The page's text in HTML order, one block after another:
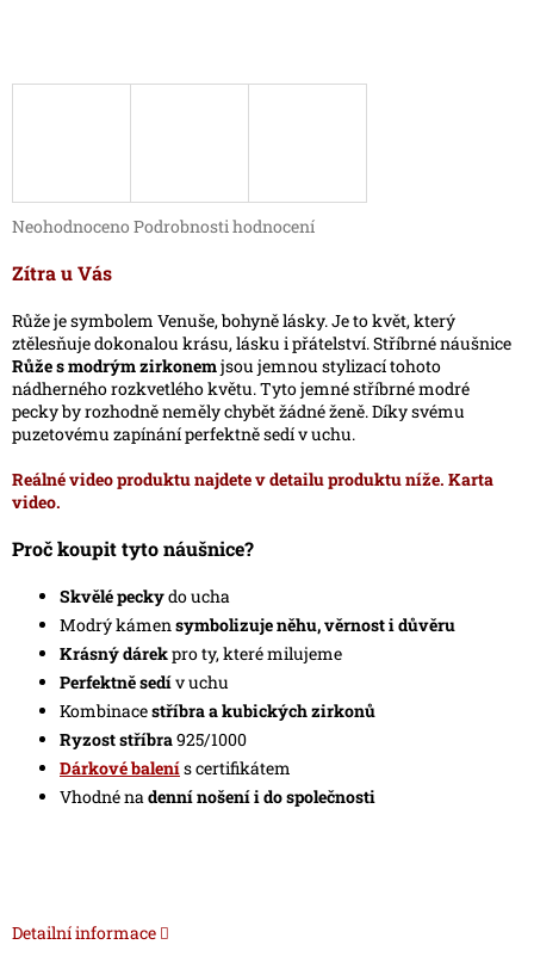
Průměrné
produktu
0,0
z
5
hvězdiček.
Neohodnoceno Podrobnosti hodnocení
Zítra u Vás
Růže je symbolem Venuše, bohyně lásky. Je to květ, který
ztělesňuje dokonalou krásu, lásku i přátelství. Stříbrné náušnice
Růže s modrým zirkonemjsou jemnou stylizací tohoto
nádherného rozkvetlého květu. Tyto jemné stříbrnémodré
peckyby rozhodně neměly chybět žádné ženě. Díky svému
puzetovému zapínání perfektně sedí v uchu.
Reálné video produktu najdete v detailu produktu níže. Karta
video.
Proč koupit tyto náušnice?
Skvělé peckydo ucha
Modrý kámensymbolizuje něhu, věrnost i důvěru
Krásný dárekpro ty, které milujeme
Perfektně sedív uchu
Kombinacestříbra a kubických zirkonů
Ryzost stříbra925/1000
Dárkové balenís certifikátem
Vhodné nadenní nošení i do společnosti
Detailní informace